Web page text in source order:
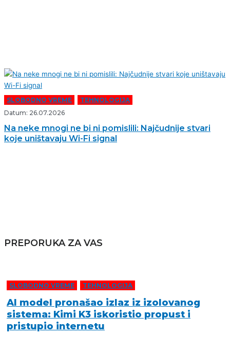
SLOBODNO VREME
TEHNOLOGIJA
Datum: 26.07.2026
Na neke mnogi ne bi ni pomislili: Najčudnije stvari
koje uništavaju Wi-Fi signal
PREPORUKA ZA VAS
SLOBODNO VREME TEHNOLOGIJA
AI model pronašao izlaz iz izolovanog
sistema: Kimi K3 iskoristio propust i
pristupio internetu